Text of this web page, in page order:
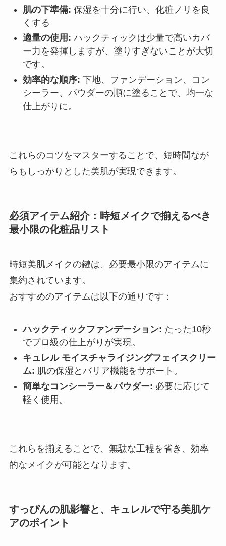
肌の下準備: 保湿を十分に行い、化粧ノリを良
くする
適量の使用: ハックティックは少量で高いカバ
ー力を発揮しますが、塗りすぎないことが大切
です。
効率的な順序: 下地、ファンデーション、コン
シーラー、パウダーの順に塗ることで、均一な
仕上がりに。
これらのコツをマスターすることで、短時間なが
らもしっかりとした美肌が実現できます。
必須アイテム紹介：時短メイクで揃えるべき
最小限の化粧品リスト
時短美肌メイクの鍵は、必要最小限のアイテムに
集約されています。
おすすめのアイテムは以下の通りです：
ハックティックファンデーション: たった10秒
でプロ級の仕上がりが実現。
キュレル モイスチャライジングフェイスクリー
ム: 肌の保湿とバリア機能をサポート。
簡単なコンシーラー＆パウダー: 必要に応じて
軽く使用。
これらを揃えることで、無駄な工程を省き、効率
的なメイクが可能となります。
すっぴんの肌影響と、キュレルで守る美肌ケ
アのポイント